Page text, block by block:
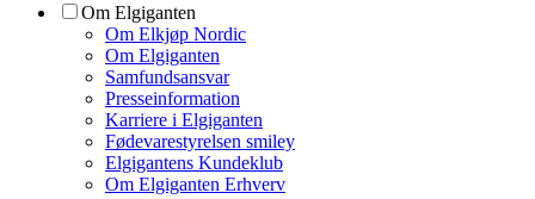
Om Elgiganten
Om Elkjøp Nordic
Om Elgiganten
Samfundsansvar
Presseinformation
Karriere i Elgiganten
Fødevarestyrelsen smiley
Elgigantens Kundeklub
Om Elgiganten Erhverv